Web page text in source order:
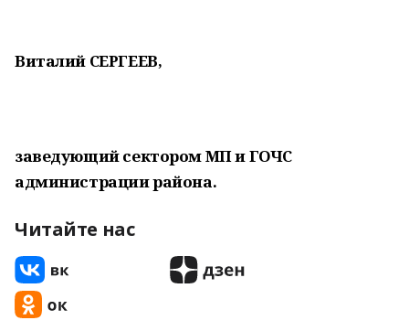
Виталий СЕРГЕЕВ,
заведующий сектором МП и ГОЧС
администрации района.
Читайте нас